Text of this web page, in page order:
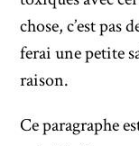
chose, c’est
ferai une petite
raison.
Ce paragraphe